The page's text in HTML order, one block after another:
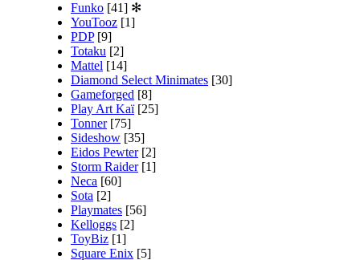
Funko [41] ✻
YouTooz [1]
PDP [9]
Totaku [2]
Mattel [14]
Diamond Select Minimates [30]
Gameforged [8]
Play Art Kaï [25]
Tonner [75]
Sideshow [35]
Eidos Pewter [2]
Storm Raider [1]
Neca [60]
Sota [2]
Playmates [56]
Kelloggs [2]
ToyBiz [1]
Square Enix [5]